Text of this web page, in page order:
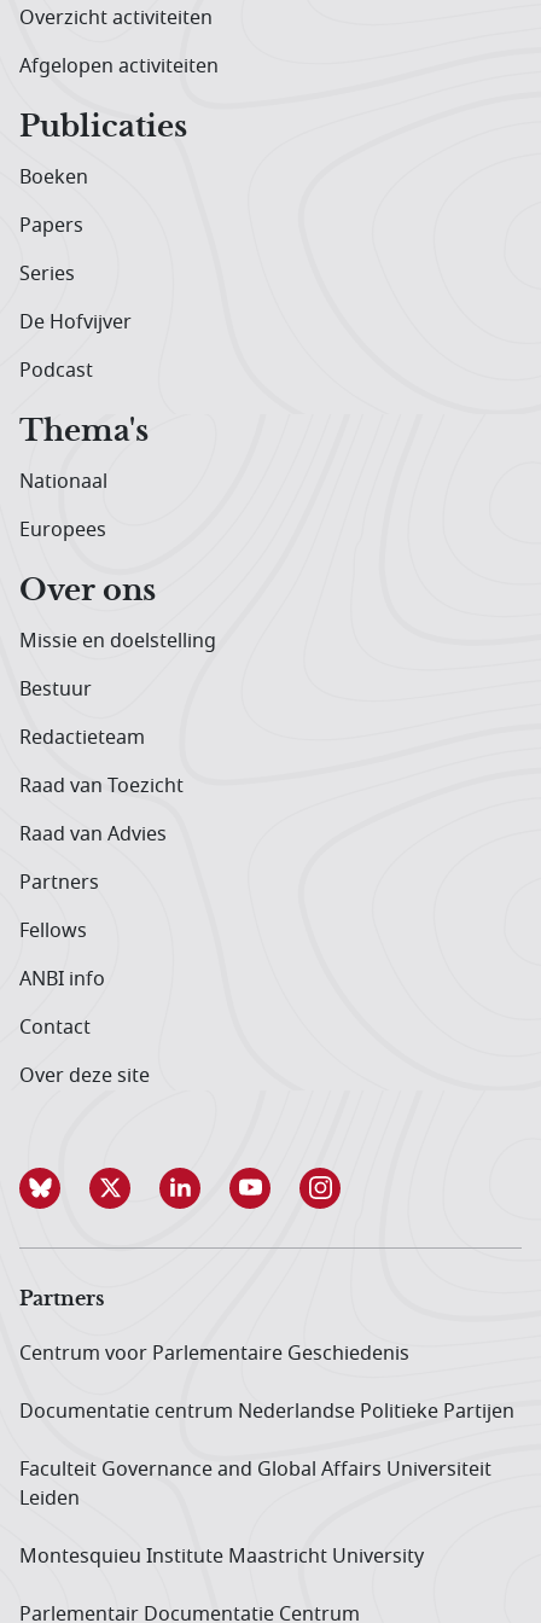
Overzicht activiteiten
Afgelopen activiteiten
Publicaties
Boeken
Papers
Series
De Hofvijver
Podcast
Thema's
Nationaal
Europees
Over ons
Missie en doelstelling
Bestuur
Redactieteam
Raad van Toezicht
Raad van Advies
Partners
Fellows
ANBI info
Contact
Over deze site
Partners
Centrum voor Parlementaire Geschiedenis
Documentatie centrum Neder­landse Politieke Partijen
Faculteit Governance and Global Affairs Universiteit
Leiden
Montesquieu Institute Maastricht University
Parlementair Documentatie Centrum